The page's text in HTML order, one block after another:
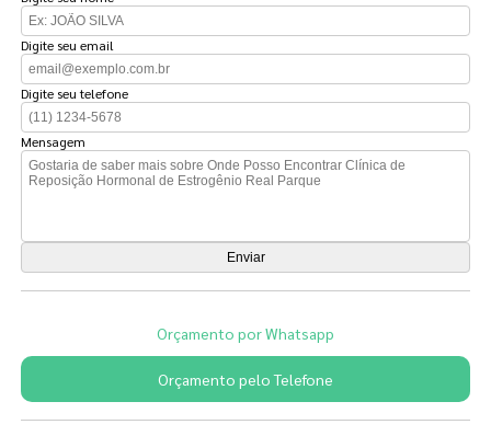
Digite seu email
Digite seu telefone
Mensagem
Orçamento por Whatsapp
Orçamento pelo Telefone